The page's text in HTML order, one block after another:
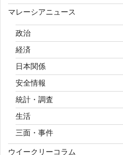
マレーシアニュース
政治
経済
日本関係
安全情報
統計・調査
生活
三面・事件
ウイークリーコラム